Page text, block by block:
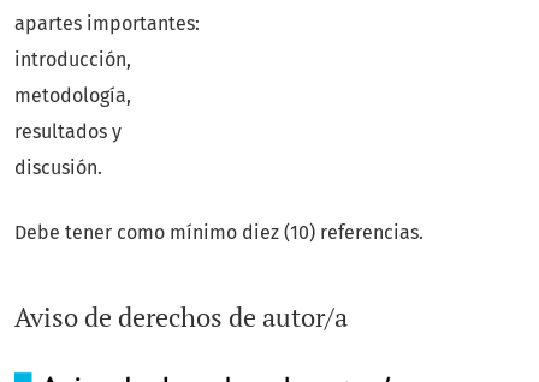
apartes importantes:
introducción,
metodología,
resultados y
discusión.
Debe tener como mínimo diez (10) referencias.
Aviso de derechos de autor/a